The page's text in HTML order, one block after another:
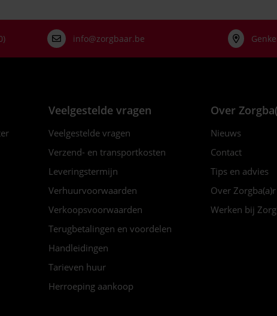
info@zorgbaar.be
Veelgestelde vragen
Veelgestelde vragen
Verzend- en transportkosten
Leveringstermijn
Verhuurvoorwaarden
Verkoopsvoorwaarden
Terugbetalingen en voordelen
Handleidingen
Tarieven huur
Herroeping aankoop
Over
Nieuws
Contact
Tips en advies
Over Zorgba(a)r
Werken bij